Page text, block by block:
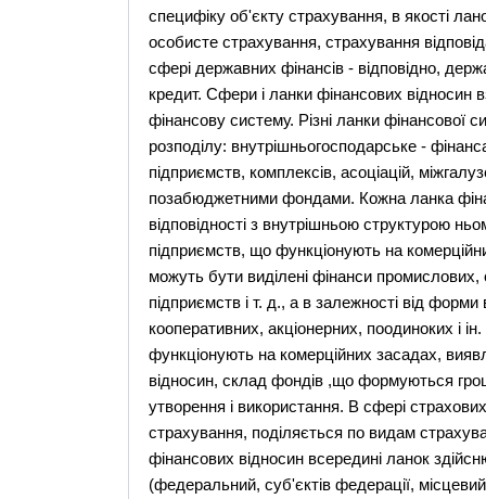
специфіку об'єкту страхування, в якості
особисте страхування, страхування
сфері державних фінансів - відповідно,
кредит. Сфери і ланки фінансових відносин
фінансову систему. Різні ланки фінансової
розподілу: внутрішньогосподарське -
підприємств, комплексів, асоціацій,
позабюджетними фондами. Кожна ланка
відповідності з внутрішньою структурою
підприємств, що функціонують на
можуть бути виділені фінанси
підприємств і т. д., а в залежності від
кооперативних, акціонерних, поодиноких і
функціонують на комерційних засадах,
відносин, склад фондів ,що формуються
утворення і використання. В сфері
страхування, поділяється по видам
фінансових відносин всередині ланок
(федеральний, суб'єктів федерації,